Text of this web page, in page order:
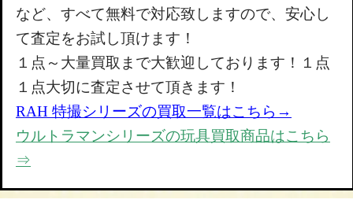
など、すべて無料で対応致しますので、 安心し
て査定をお試し頂けます！
１点～大量買取まで大歓迎しております！１点
１点大切に査定させて頂きます！
RAH 特撮シリーズの買取一覧はこちら→
ウルトラマンシリーズの玩具買取商品はこちら
⇒